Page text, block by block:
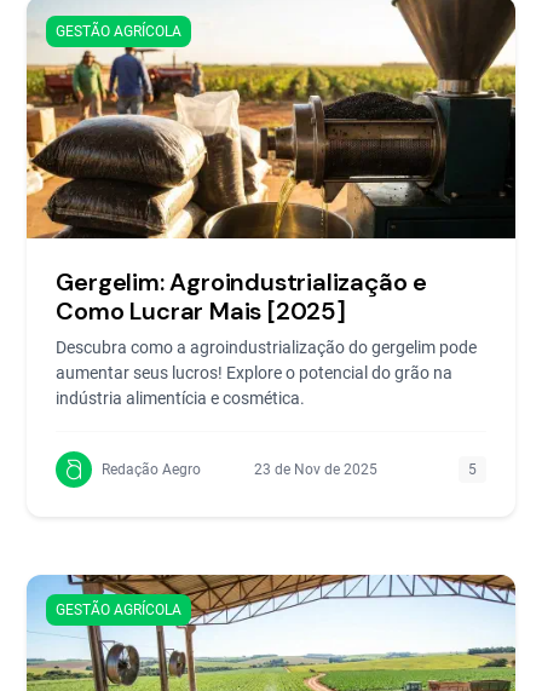
GESTÃO AGRÍCOLA
Gergelim: Agroindustrialização e
Como Lucrar Mais [2025]
Descubra como a agroindustrialização do gergelim pode
aumentar seus lucros! Explore o potencial do grão na
indústria alimentícia e cosmética.
Redação Aegro 23 de Nov de 2025 5
GESTÃO AGRÍCOLA